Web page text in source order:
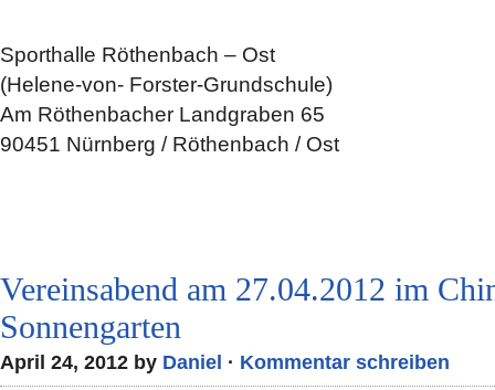
Sporthalle Röthenbach – Ost
(Helene-von- Forster-Grundschule)
Am Röthenbacher Landgraben 65
90451 Nürnberg / Röthenbach / Ost
Vereinsabend am 27.04.2012 im
Sonnengarten
April 24, 2012 by Daniel · Kommentar schreiben